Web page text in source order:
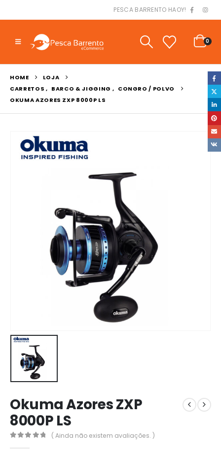
PESCA BARRENTO HAOY!
0
HOME
LOJA
CARRETOS , BARCO & JIGGING , CONGRO / POLVO
OKUMA AZORES ZXP 8000P LS
Okuma Azores ZXP
8000P LS
( Ainda não existem avaliações. )